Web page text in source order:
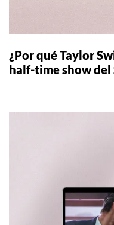
¿Por qué Taylor
half-time show del